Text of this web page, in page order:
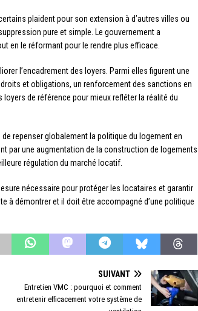
plaident pour son extension à d’autres villes ou
pure et simple. Le gouvernement a
en le réformant pour le rendre plus efficace.
l’encadrement des loyers. Parmi elles figurent une
et obligations, un renforcement des sanctions en
de référence pour mieux refléter la réalité du
repenser globalement la politique du logement en
par une augmentation de la construction de logements
régulation du marché locatif.
nécessaire pour protéger les locataires et garantir
à démontrer et il doit être accompagné d’une politique
SUIVANT
Entretien VMC : pourquoi et comment
entretenir efficacement votre système de